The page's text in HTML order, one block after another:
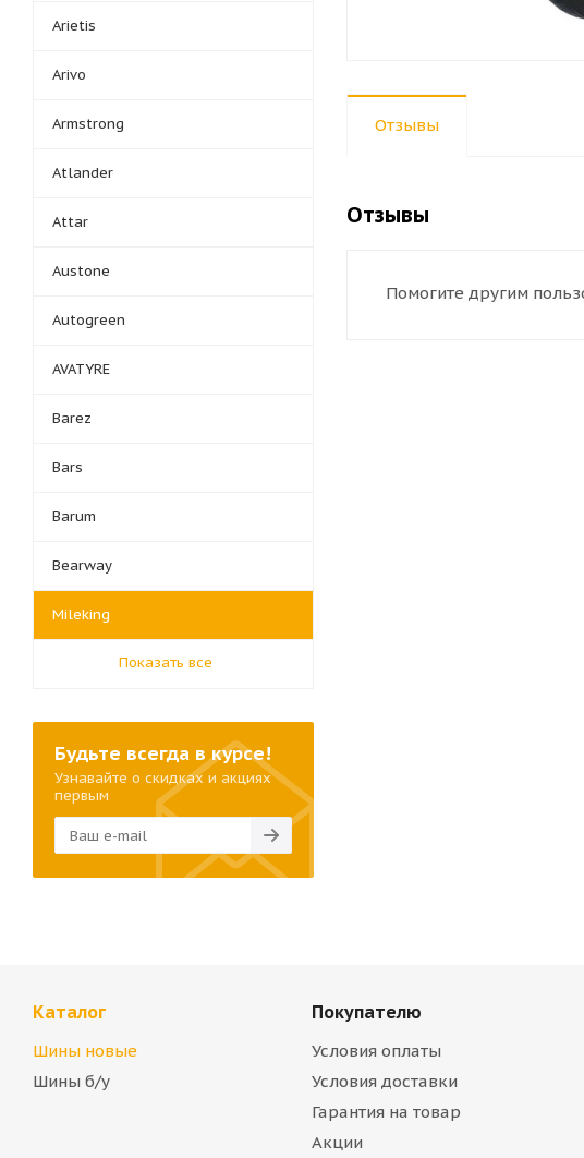
Отзывы
Отзывы
Помогите другим
Arietis
Arivo
Armstrong
Atlander
Attar
Austone
Autogreen
AVATYRE
Barez
Bars
Barum
Bearway
Mileking
Показать все
Будьте всегда в курсе!
Узнавайте о скидках и акциях
первым
Каталог
Шины новые
Шины б/у
Покупателю
Условия оплаты
Условия доставки
Гарантия на товар
Акции